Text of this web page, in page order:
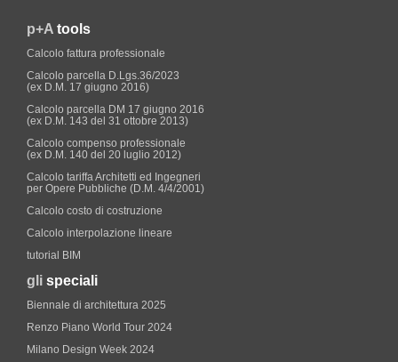
p+A tools
Calcolo fattura professionale
Calcolo parcella D.Lgs.36/2023
(ex D.M. 17 giugno 2016)
Calcolo parcella DM 17 giugno 2016
(ex D.M. 143 del 31 ottobre 2013)
Calcolo compenso professionale
(ex D.M. 140 del 20 luglio 2012)
Calcolo tariffa Architetti ed Ingegneri
per Opere Pubbliche (D.M. 4/4/2001)
Calcolo costo di costruzione
Calcolo interpolazione lineare
tutorial BIM
gli speciali
Biennale di architettura 2025
Renzo Piano World Tour 2024
Milano Design Week 2024